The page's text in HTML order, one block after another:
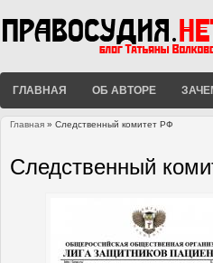
ГЛАВНАЯ ОБ АВТОРЕ
Главная » Следственный комитет РФ
Следственный